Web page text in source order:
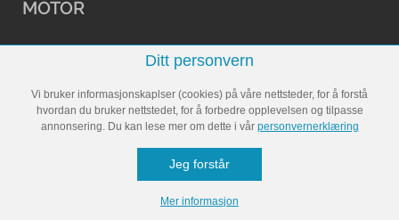
MOTOR
Biltester
Ditt personvern
Vi bruker informasjonskaplser (cookies) på våre nettsteder, for å forstå
hvordan du bruker nettstedet, for å forbedre opplevelsen og tilpasse
annonsering. Du kan lese mer om dette i vår personvernerklæring
Jeg forstår
Mer informasjon